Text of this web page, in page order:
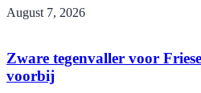
August 7, 2026
Zware tegenvaller voor
voorbij